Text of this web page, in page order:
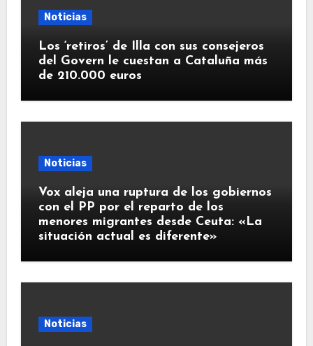
Noticias
Los ‘retiros’ de Illa con sus consejeros
del Govern le cuestan a Cataluña más
de 210.000 euros
Noticias
Vox aleja una ruptura de los gobiernos
con el PP por el reparto de los
menores migrantes desde Ceuta: «La
situación actual es diferente»
Noticias